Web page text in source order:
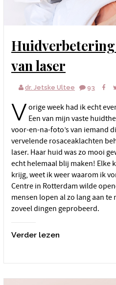
Huidverbetering met behulp
van laser
dr. Jetske Ultee 93
Vorige week had ik echt
Een van mijn vaste
voor-en-na-foto’s van iemand
vervelende rosaceaklachten
laser. Haar huid was zo mooi
echt helemaal blij maken! Elke
krijg, weet ik weer waarom ik
Centre in Rotterdam wilde
mensen lopen al zo lang aan
zoveel dingen geprobeerd.
Verder lezen